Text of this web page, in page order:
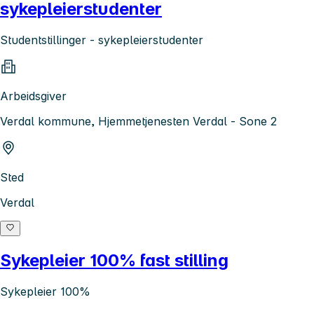
sykepleierstudenter
Studentstillinger - sykepleierstudenter
Arbeidsgiver
Verdal kommune, Hjemmetjenesten Verdal - Sone 2
Sted
Verdal
Sykepleier 100% fast stilling
Sykepleier 100%